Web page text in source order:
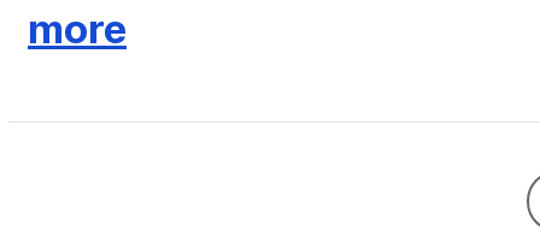
따라 나타나 는 저하된 시공간 주의배분능력이 긍정적 정서지각 편향성
more